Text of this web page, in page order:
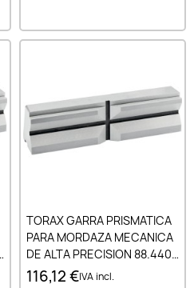
TORAX GARRA PRISMATICA
PARA MORDAZA MECANICA
DE ALTA PRECISION 88.440.
88.470 Y 88.472 200X53 MM
116,12 €IVA incl.